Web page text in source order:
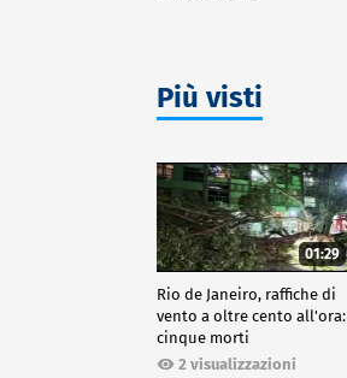
Più visti
01:29
Rio de Janeiro, raffiche di
vento a oltre cento all'ora:
cinque morti
2 visualizzazioni